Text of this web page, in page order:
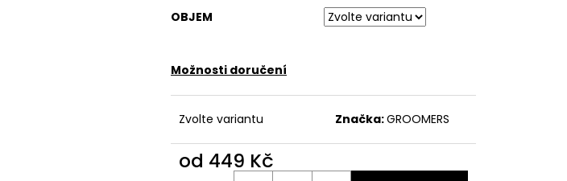
OBJEM
Možnosti doručení
Zvolte variantu Značka:GROOMERS
od 449 Kč